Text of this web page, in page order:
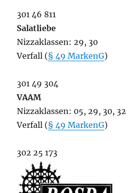
301 46 811
Salatliebe
Nizzaklassen: 29, 30
Verfall (§ 49 MarkenG)
301 49 304
VAAM
Nizzaklassen: 05, 29, 30, 32
Verfall (§ 49 MarkenG)
302 25 173